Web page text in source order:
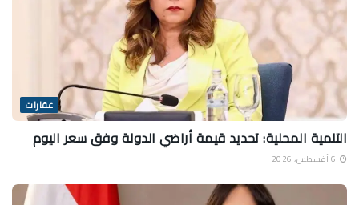
عقارات
التنمية المحلية: تحديد قيمة أراضي الدولة وفق سعر اليوم